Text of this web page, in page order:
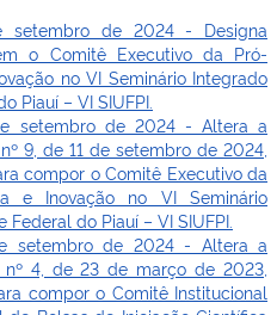
setembro de 2024 - Designa
o Comitê Executivo da Pró-
no VI Seminário Integrado
Piauí – VI SIUFPI.
setembro de 2024 - Altera a
9, de 11 de setembro de 2024,
compor o Comitê Executivo da
e Inovação no VI Seminário
do Piauí – VI SIUFPI.
setembro de 2024 - Altera a
nº 4, de 23 de março de 2023,
compor o Comitê Institucional